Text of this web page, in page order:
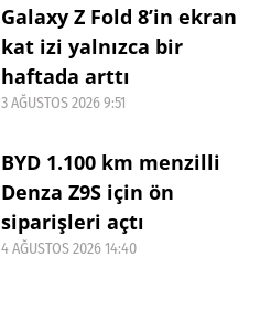
Galaxy Z Fold 8’in ekran
kat izi yalnızca bir
haftada arttı
3 AĞUSTOS 2026 9:51
BYD 1.100 km menzilli
Denza Z9S için ön
siparişleri açtı
4 AĞUSTOS 2026 14:40